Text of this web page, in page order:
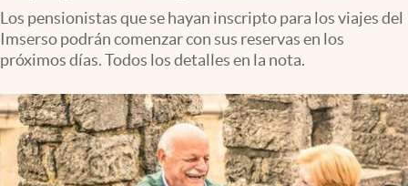
Los pensionistas que se hayan inscripto para los viajes del
Imserso podrán comenzar con sus reservas en los
próximos días. Todos los detalles en la nota.